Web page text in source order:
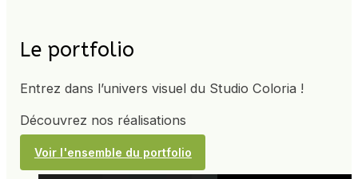
Le portfolio
Entrez dans l’univers visuel du Studio Coloria !
Découvrez nos réalisations
Voir l'ensemble du portfolio